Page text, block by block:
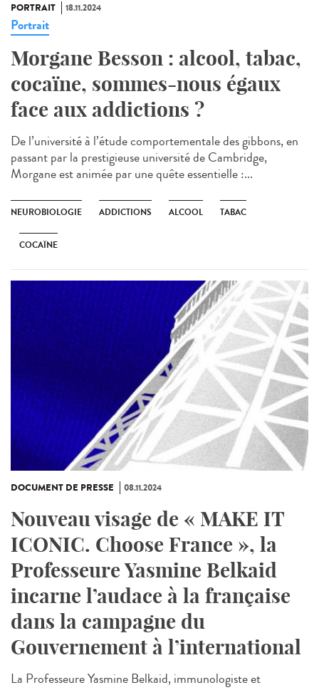
PORTRAIT 18.11.2024
Portrait
Morgane Besson : alcool, tabac,
cocaïne, sommes-nous égaux
face aux addictions ?
De l’université à l’étude comportementale des gibbons, en
passant par la prestigieuse université de Cambridge,
Morgane est animée par une quête essentielle :...
NEUROBIOLOGIE ADDICTIONS ALCOOL TABAC
COCAÏNE
DOCUMENT DE PRESSE 08.11.2024
Nouveau visage de « MAKE IT
ICONIC. Choose France », la
Professeure Yasmine Belkaid
incarne l’audace à la française
dans la campagne du
Gouvernement à l’international
La Professeure Yasmine Belkaid, immunologiste et